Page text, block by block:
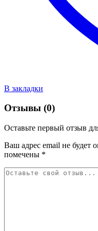
В закладки
Отзывы (0)
Оставьте первый отзыв
Ваш адрес email не будет
помечены *